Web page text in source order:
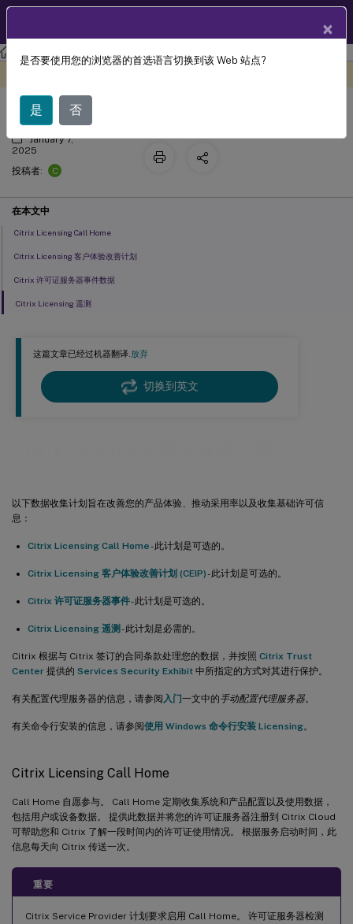
许可 许可 11.17.2 版本 44000
这篇文章已经过机器翻译.放弃
切换到英文
以下数据收集计划旨在改善您的产品体验、推动采用率以及收集基础许可信
息：
Citrix Licensing Call Home- 此计划是可选的。
Citrix Licensing 客户体验改善计划 (CEIP)- 此计划是可选的。
Citrix 许可证服务器事件- 此计划是可选的。
Citrix Licensing 遥测 - 此计划是必需的。
Citrix 根据与 Citrix 签订的合同条款处理您的数据，并按照 Citrix Trust
Center 提供的 Services Security Exhibit 中所指定的方式对其进行保护。
有关配置代理服务器的信息，请参阅 入门一文中的手动配置代理服务器。
有关命令行安装的信息，请参阅使用 Windows 命令行安装 Licensing。
Citrix Licensing Call Home
Call Home 自愿参与。 Call Home 定期收集系统和产品配置以及使用数据，
包括用户或设备数据。 提供此数据并将您的许可证服务器注册到 Citrix Cloud
可帮助您和 Citrix 了解一段时间内的许可证使用情况。 根据服务启动时间，此
信息每天向 Citrix 传送一次。
重要
Citrix Service Provider 计划要求启用 Call Home。 许可证服务器检测
Citrix Licensing 数据收集计划
January 7,
2025
投稿者:
C
在本文中
Citrix Licensing Call Home
Citrix Licensing 客户体验改善计划
Citrix 许可证服务器事件数据
Citrix Licensing 遥测
×
是否要使用您的浏览器的首选语言切换到该 Web 站点?
是 否